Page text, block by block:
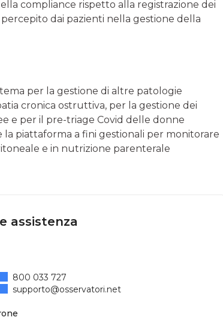
compliance rispetto alla registrazione dei
dai pazienti nella gestione della
per la gestione di altre patologie
cronica ostruttiva, per la gestione dei
e per il pre-triage Covid delle donne
la piattaforma a fini gestionali per monitorare
e in nutrizio­ne parenterale
assistenza
800 033 727
supporto@osservatori.net